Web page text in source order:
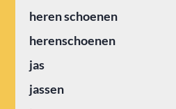
heren schoenen
herenschoenen
jas
jassen